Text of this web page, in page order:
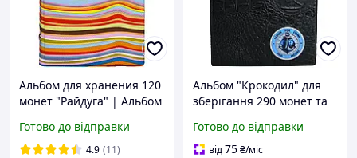
Альбом для хранения 120
монет "Райдуга" | Альбом
для монет
Готово до відправки
4.9 (11)
Альбом "Крокодил" для
зберігання 290 монет та
Чорний
Готово до відправки
від75₴/міс